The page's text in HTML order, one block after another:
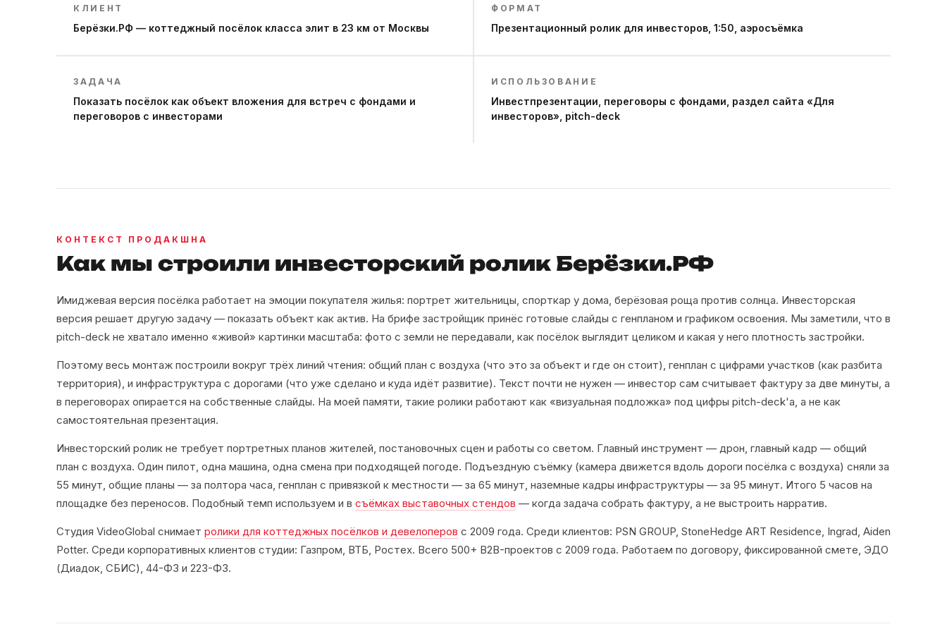
КЛИЕНТ
Берёзки.РФ — коттеджный посёлок класса элит в 23 км от Москвы
ФОРМАТ
Презентационный ролик для инвесторов, 1:50, аэросъёмка
ЗАДАЧА
Показать посёлок как объект вложения для встреч с фондами и
переговоров с инвесторами
ИСПОЛЬЗОВАНИЕ
Инвестпрезентации, переговоры с фондами, раздел сайта «Для
инвесторов», pitch-deck
КОНТЕКСТ ПРОДАКШНА
Как мы строили инвесторский ролик Берёзки.РФ
Имиджевая версия посёлка работает на эмоции покупателя жилья: портрет жительницы, спорткар у дома, берёзовая роща против солнца. Инвесторская
версия решает другую задачу — показать объект как актив. На брифе застройщик принёс готовые слайды с генпланом и графиком освоения. Мы заметили, что в
pitch-deck не хватало именно «живой» картинки масштаба: фото с земли не передавали, как посёлок выглядит целиком и какая у него плотность застройки.
Поэтому весь монтаж построили вокруг трёх линий чтения: общий план с воздуха (что это за объект и где он стоит), генплан с цифрами участков (как разбита
территория), и инфраструктура с дорогами (что уже сделано и куда идёт развитие). Текст почти не нужен — инвестор сам считывает фактуру за две минуты, а
в переговорах опирается на собственные слайды. На моей памяти, такие ролики работают как «визуальная подложка» под цифры pitch-deck'а, а не как
самостоятельная презентация.
Инвесторский ролик не требует портретных планов жителей, постановочных сцен и работы со светом. Главный инструмент — дрон, главный кадр — общий
план с воздуха. Один пилот, одна машина, одна смена при подходящей погоде. Подъездную съёмку (камера движется вдоль дороги посёлка с воздуха) сняли за
55 минут, общие планы — за полтора часа, генплан с привязкой к местности — за 65 минут, наземные кадры инфраструктуры — за 95 минут. Итого 5 часов на
площадке без переносов. Подобный темп используем и в съёмках выставочных стендов — когда задача собрать фактуру, а не выстроить нарратив.
Студия VideoGlobal снимает ролики для коттеджных посёлков и девелоперов с 2009 года. Среди клиентов: PSN GROUP, StoneHedge ART Residence, Ingrad, Aiden
Potter. Среди корпоративных клиентов студии: Газпром, ВТБ, Ростех. Всего 500+ B2B-проектов с 2009 года. Работаем по договору, фиксированной смете, ЭДО
(Диадок, СБИС), 44-ФЗ и 223-ФЗ.